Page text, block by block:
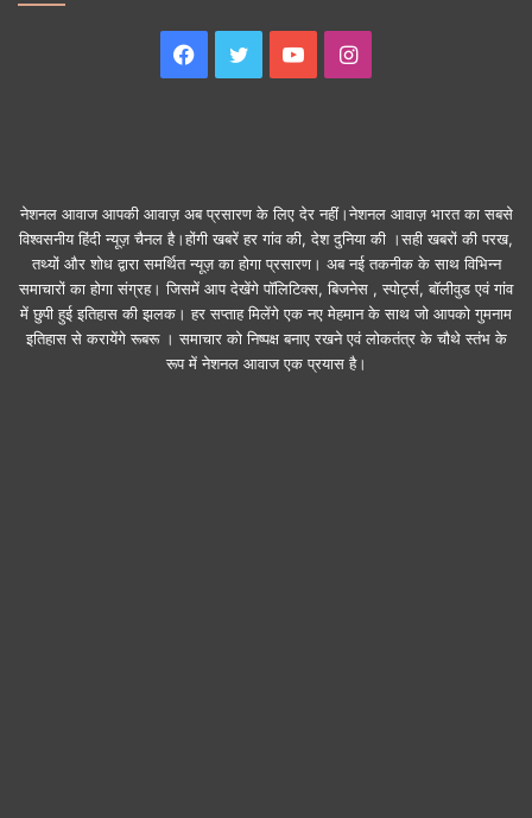
Facebook
Twitter YouTubeInstagram
नेशनल आवाज आपकी आवाज़ अब प्रसारण के लिए देर नहीं।नेशनल आवाज़ भारत का सबसे
विश्वसनीय हिंदी न्यूज़ चैनल है।होंगी खबरें हर गांव की, देश दुनिया की ।सही खबरों की परख,
तथ्यों और शोध द्वारा समर्थित न्यूज़ का होगा प्रसारण। अब नई तकनीक के साथ विभिन्न
समाचारों का होगा संग्रह। जिसमें आप देखेंगे पॉलिटिक्स, बिजनेस , स्पोर्ट्स, बॉलीवुड एवं गांव
में छुपी हुई इतिहास की झलक। हर सप्ताह मिलेंगे एक नए मेहमान के साथ जो आपको गुमनाम
इतिहास से करायेंगे रूबरू । समाचार को निष्पक्ष बनाए रखने एवं लोकतंत्र के चौथे स्तंभ के
रूप में नेशनल आवाज एक प्रयास है।